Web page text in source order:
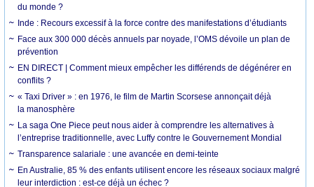
du monde ?
Inde : Recours excessif à la force contre des manifestations d’étudiants
Face aux 300 000 décès annuels par noyade, l’OMS dévoile un plan de
prévention
EN DIRECT | Comment mieux empêcher les différends de dégénérer en
conflits ?
« Taxi Driver » : en 1976, le film de Martin Scorsese annonçait déjà
la manosphère
La saga One Piece peut nous aider à comprendre les alternatives à
l’entreprise traditionnelle, avec Luffy contre le Gouvernement Mondial
Transparence salariale : une avancée en demi-teinte
En Australie, 85 % des enfants utilisent encore les réseaux sociaux malgré
leur interdiction : est-ce déjà un échec ?